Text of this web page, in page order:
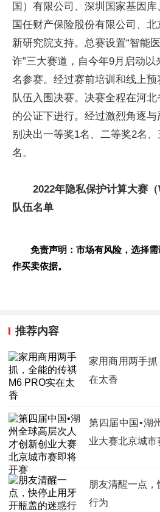
国）有限公司、深圳国家基因库
国任财产保险股份有限公司、
新研究院支持。总赛设置“智能医
诈”三大赛道，自今年9月启动
名参赛。经过赛前培训和线上
队伍入围决赛。决赛全程在河
的公证下进行。经过激烈角逐
别决出一等奖1名、二等奖2名
名。
2022年隐私保护计算大赛
队伍名单
免责声明：市场有风险，选择
作买卖依据。
推荐内容
家用商用两手
在太香
第四届中国•湖
业大赛北京城市
朋友清醒一点
行为